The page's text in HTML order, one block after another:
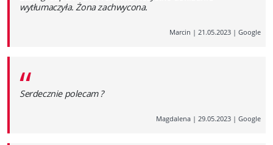
wytłumaczyła. Żona zachwycona.
Marcin | 21.05.2023 | Google
“
Serdecznie polecam ?
Magdalena | 29.05.2023 | Google